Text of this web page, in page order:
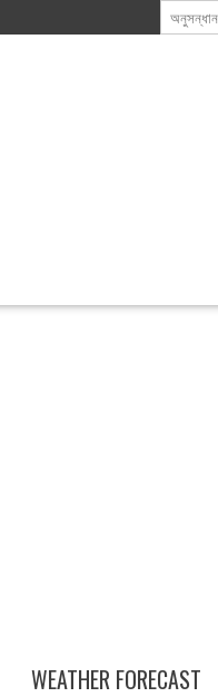
WEATHER FORECAST